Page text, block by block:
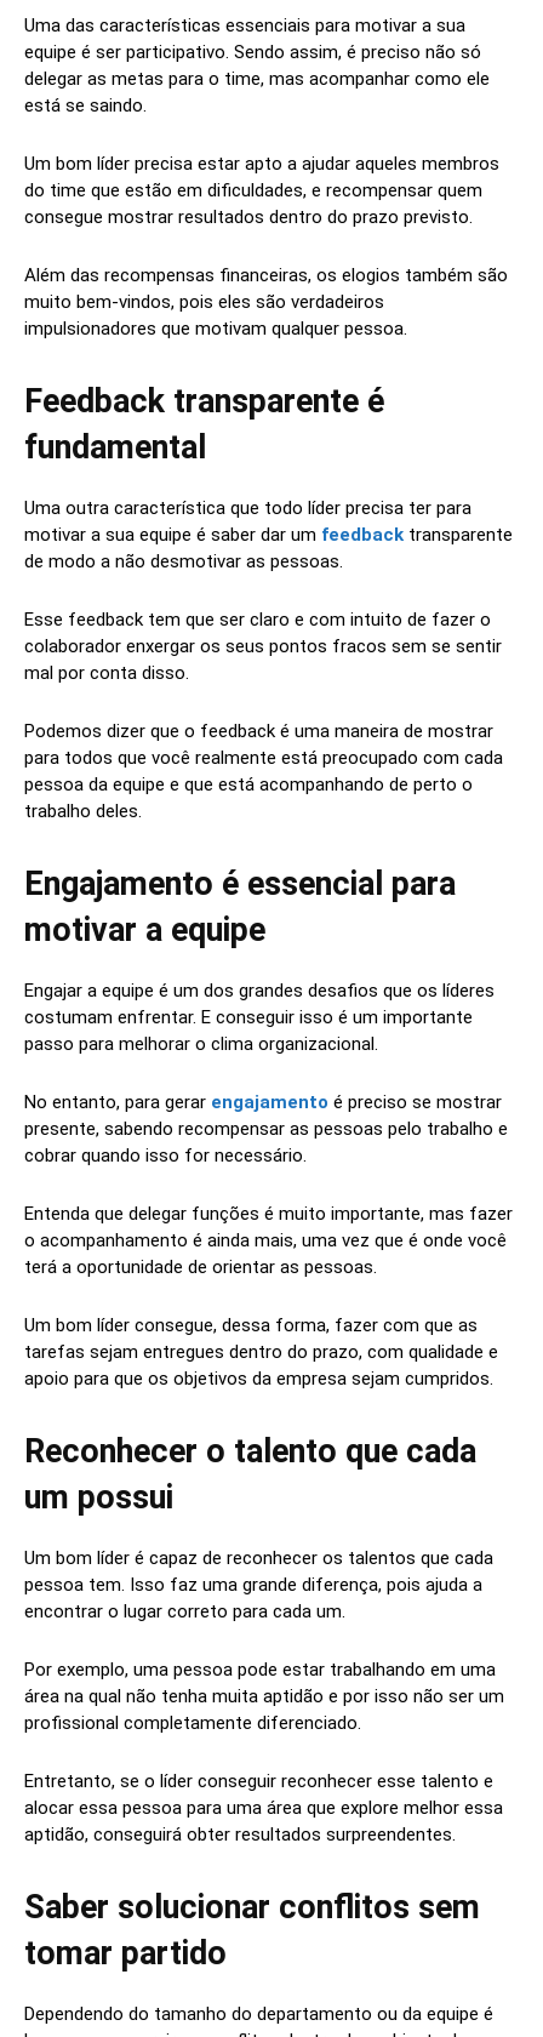
Uma das características essenciais para motivar a sua
equipe é ser participativo. Sendo assim, é preciso não só
delegar as metas para o time, mas acompanhar como ele
está se saindo.
Um bom líder precisa estar apto a ajudar aqueles membros
do time que estão em dificuldades, e recompensar quem
consegue mostrar resultados dentro do prazo previsto.
Além das recompensas financeiras, os elogios também são
muito bem-vindos, pois eles são verdadeiros
impulsionadores que motivam qualquer pessoa.
Feedback transparente é
fundamental
Uma outra característica que todo líder precisa ter para
motivar a sua equipe é saber dar um feedback transparente
de modo a não desmotivar as pessoas.
Esse feedback tem que ser claro e com intuito de fazer o
colaborador enxergar os seus pontos fracos sem se sentir
mal por conta disso.
Podemos dizer que o feedback é uma maneira de mostrar
para todos que você realmente está preocupado com cada
pessoa da equipe e que está acompanhando de perto o
trabalho deles.
Engajamento é essencial para
motivar a equipe
Engajar a equipe é um dos grandes desafios que os líderes
costumam enfrentar. E conseguir isso é um importante
passo para melhorar o clima organizacional.
No entanto, para gerar engajamento é preciso se mostrar
presente, sabendo recompensar as pessoas pelo trabalho e
cobrar quando isso for necessário.
Entenda que delegar funções é muito importante, mas fazer
o acompanhamento é ainda mais, uma vez que é onde você
terá a oportunidade de orientar as pessoas.
Um bom líder consegue, dessa forma, fazer com que as
tarefas sejam entregues dentro do prazo, com qualidade e
apoio para que os objetivos da empresa sejam cumpridos.
Reconhecer o talento que cada
um possui
Um bom líder é capaz de reconhecer os talentos que cada
pessoa tem. Isso faz uma grande diferença, pois ajuda a
encontrar o lugar correto para cada um.
Por exemplo, uma pessoa pode estar trabalhando em uma
área na qual não tenha muita aptidão e por isso não ser um
profissional completamente diferenciado.
Entretanto, se o líder conseguir reconhecer esse talento e
alocar essa pessoa para uma área que explore melhor essa
aptidão, conseguirá obter resultados surpreendentes.
Saber solucionar conflitos sem
tomar partido
Dependendo do tamanho do departamento ou da equipe é